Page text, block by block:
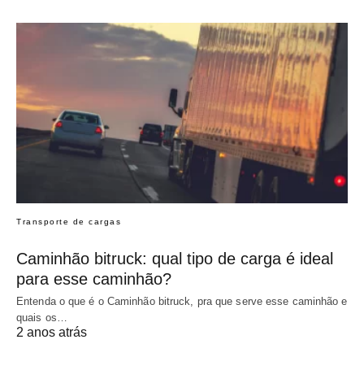
Transporte de cargas
Caminhão bitruck: qual tipo de carga é ideal
para esse caminhão?
Entenda o que é o Caminhão bitruck, pra que serve esse caminhão e
quais os…
2 anos atrás